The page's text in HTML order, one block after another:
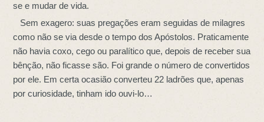
se e mudar de vida.
Sem exagero: suas pregações eram seguidas de milagres
como não se via desde o tempo dos Apóstolos. Praticamente
não havia coxo, cego ou paralítico que, depois de receber sua
bênção, não ficasse são. Foi grande o número de convertidos
por ele. Em certa ocasião converteu 22 ladrões que, apenas
por curiosidade, tinham ido ouvi-lo…